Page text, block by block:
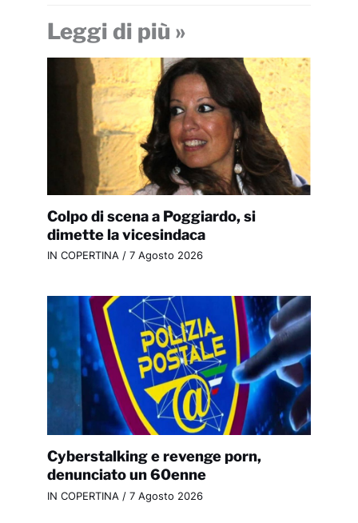
Leggi di più »
Colpo di scena a Poggiardo, si
dimette la vicesindaca
IN COPERTINA/ 7 Agosto 2026
Cyberstalking e revenge porn,
denunciato un 60enne
IN COPERTINA / 7 Agosto 2026